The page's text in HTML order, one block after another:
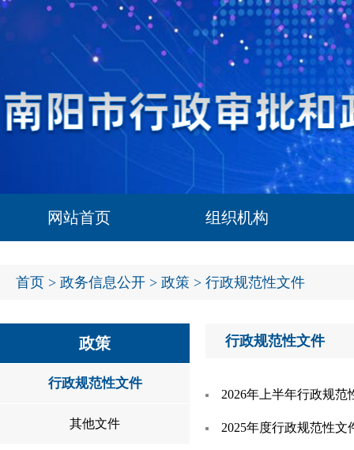
网站首页 组织机构
首页 > 政务信息公开 > 政策 > 行政规范性文件
政策
行政规范性文件
其他文件
行政规范性文件
2026年上半年行政规
2025年度行政规范性文